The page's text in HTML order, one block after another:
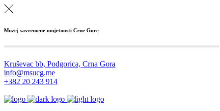
Muzej savremene umjetnosti Crne Gore
Kruševac bb, Podgorica, Crna Gora
info@msucg.me
+382 20 243 914